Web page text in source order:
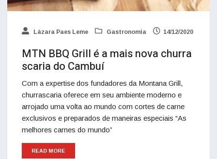
Lázara Paes Leme Gastronomia 14/12/2020
MTN BBQ Grill é a mais nova churra
scaria do Cambuí
Com a expertise dos fundadores da Montana Grill,
churrascaria oferece em seu ambiente moderno e
arrojado uma volta ao mundo com cortes de carne
exclusivos e preparados de maneiras especiais “As
melhores carnes do mundo”
READ MORE